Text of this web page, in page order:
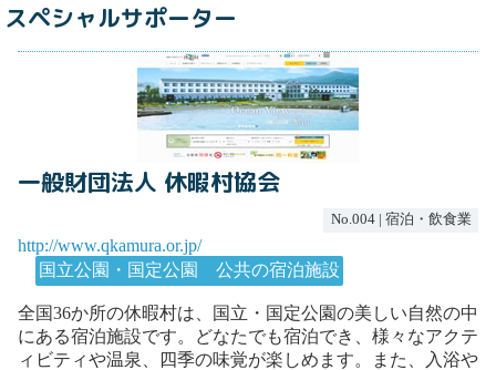
スペシャルサポーター
一般財団法人 休暇村協会
No.004 | 宿泊・飲食業
http://www.qkamura.or.jp/
国立公園・国定公園 公共の宿泊施設
全国36か所の休暇村は、国立・国定公園の美しい自然の中
にある宿泊施設です。どなたでも宿泊でき、様々なアクテ
ィビティや温泉、四季の味覚が楽しめます。また、入浴や